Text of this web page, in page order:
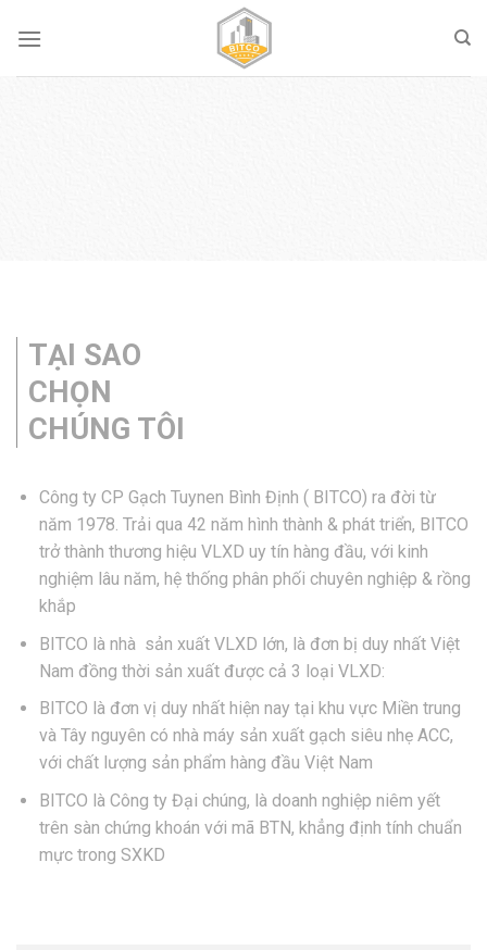
TẠI SAO
CHỌN
CHÚNG TÔI
Công ty CP Gạch Tuynen Bình Định ( BITCO) ra đời từ
năm 1978. Trải qua 42 năm hình thành & phát triển, BITCO
trở thành thương hiệu VLXD uy tín hàng đầu, với kinh
nghiệm lâu năm, hệ thống phân phối chuyên nghiệp & rồng
khắp
BITCO là nhà sản xuất VLXD lớn, là đơn bị duy nhất Việt
Nam đồng thời sản xuất được cả 3 loại VLXD:
BITCO là đơn vị duy nhất hiện nay tại khu vực Miền trung
và Tây nguyên có nhà máy sản xuất gạch siêu nhẹ ACC,
với chất lượng sản phẩm hàng đầu Việt Nam
BITCO là Công ty Đại chúng, là doanh nghiệp niêm yết
trên sàn chứng khoán với mã BTN, khẳng định tính chuẩn
mực trong SXKD